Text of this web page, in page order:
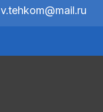
v.tehkom@mail.ru